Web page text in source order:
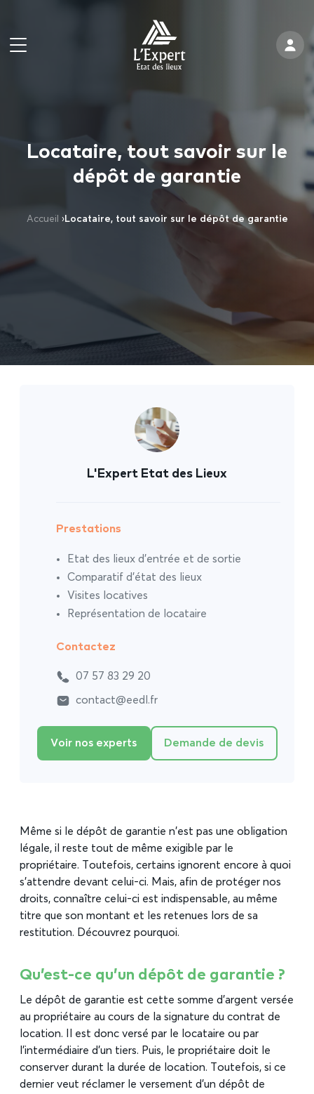
Locataire, tout savoir sur le
dépôt de garantie
Accueil ›Locataire, tout savoir sur le dépôt de garantie
Même si le dépôt de garantie n’est pas une obligation
légale, il reste tout de même exigible par le
propriétaire. Toutefois, certains ignorent encore à quoi
s’attendre devant celui-ci. Mais, afin de protéger nos
droits, connaître celui-ci est indispensable, au même
titre que son montant et les retenues lors de sa
restitution. Découvrez pourquoi.
Qu’est-ce qu’un dépôt de garantie ?
Le dépôt de garantie est cette somme d’argent versée
au propriétaire au cours de la signature du contrat de
location. Il est donc versé par le locataire ou par
l’intermédiaire d’un tiers. Puis, le propriétaire doit le
conserver durant la durée de location. Toutefois, si ce
dernier veut réclamer le versement d’un dépôt de
L'Expert Etat des Lieux
Prestations
Etat des lieux d’entrée et de sortie
Comparatif d’état des lieux
Visites locatives
Représentation de locataire
Contactez
07 57 83 29 20
contact@eedl.fr
Voir nos experts Demande de devis